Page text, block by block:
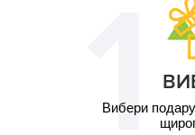
Вибери